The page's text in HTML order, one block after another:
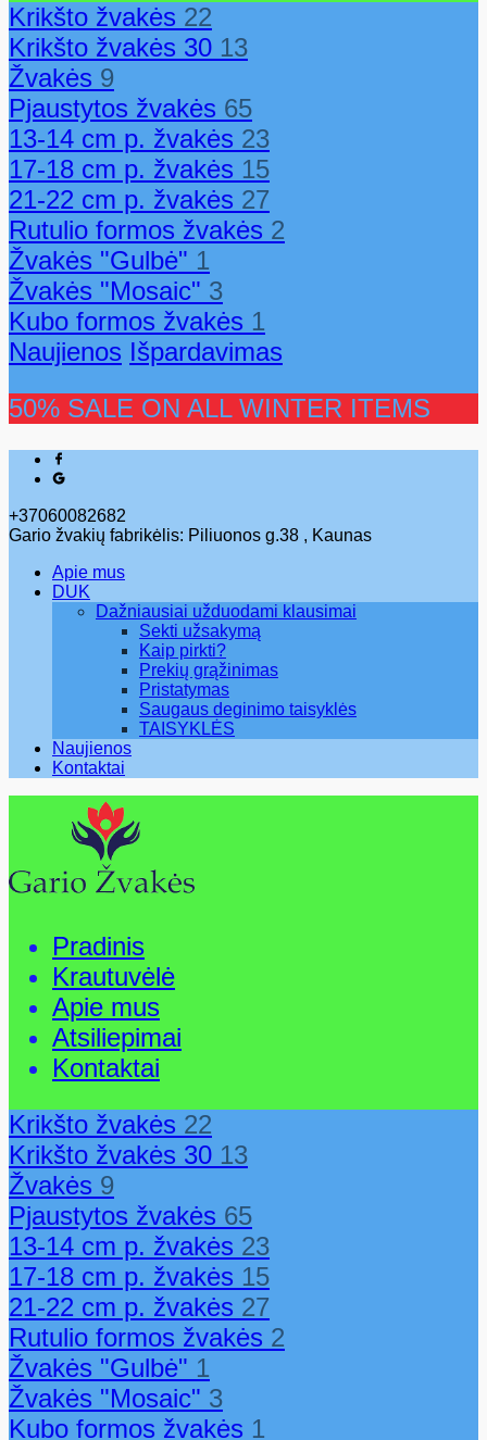
Krikšto žvakės 22
Krikšto žvakės 30 13
Žvakės 9
Pjaustytos žvakės 65
13-14 cm p. žvakės 23
17-18 cm p. žvakės 15
21-22 cm p. žvakės 27
Rutulio formos žvakės 2
Žvakės "Gulbė" 1
Žvakės "Mosaic" 3
Kubo formos žvakės 1
Naujienos Išpardavimas
50% SALE ON ALL WINTER ITEMS
+37060082682
Gario žvakių fabrikėlis: Piliuonos g.38 , Kaunas
Apie mus
DUK
Dažniausiai užduodami klausimai
Sekti užsakymą
Kaip pirkti?
Prekių grąžinimas
Pristatymas
Saugaus deginimo taisyklės
TAISYKLĖS
Naujienos
Kontaktai
Pradinis
Krautuvėlė
Apie mus
Atsiliepimai
Kontaktai
Krikšto žvakės 22
Krikšto žvakės 30 13
Žvakės 9
Pjaustytos žvakės 65
13-14 cm p. žvakės 23
17-18 cm p. žvakės 15
21-22 cm p. žvakės 27
Rutulio formos žvakės 2
Žvakės "Gulbė" 1
Žvakės "Mosaic" 3
Kubo formos žvakės 1